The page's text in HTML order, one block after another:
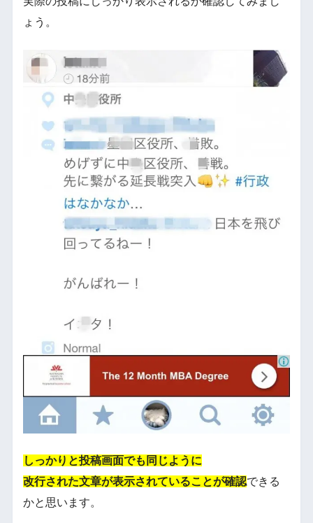
ょう。
しっかりと投稿画面でも同じように
改行された文章が表示されていることが確認できる
かと思います。